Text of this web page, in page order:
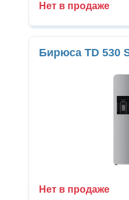
Нет в продаже
Бирюса TD 530
Нет в продаже